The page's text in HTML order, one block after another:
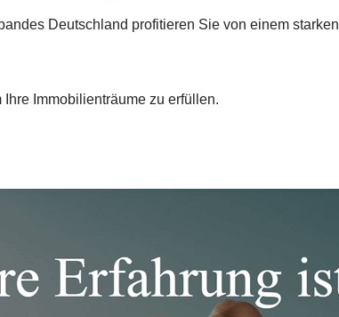
Deutschland profitieren Sie von einem starken
Immobilienträume zu erfüllen.